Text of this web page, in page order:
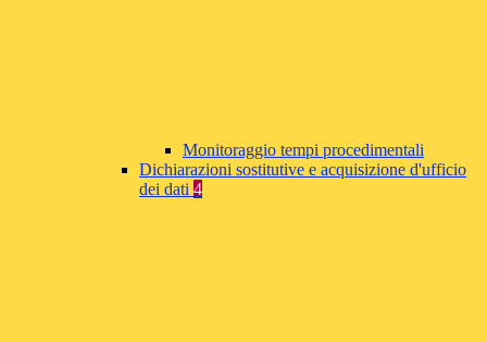
Monitoraggio tempi procedimentali
Dichiarazioni sostitutive e acquisizione d'ufficio
dei dati 4